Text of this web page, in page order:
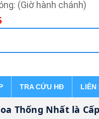
(Giờ hành chánh)
TRA CỨU HĐ LIÊN
Thống Nhất là Cấp